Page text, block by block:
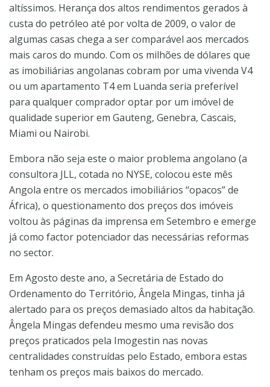
altíssimos. Herança dos altos rendimentos gerados à
custa do petróleo até por volta de 2009, o valor de
algumas casas chega a ser comparável aos mercados
mais caros do mundo. Com os milhões de dólares que
as imobiliárias angolanas cobram por uma vivenda V4
ou um apartamento T4 em Luanda seria preferível
para qualquer comprador optar por um imóvel de
qualidade superior em Gauteng, Genebra, Cascais,
Miami ou Nairobi.
Embora não seja este o maior problema angolano (a
consultora JLL, cotada no NYSE, colocou este mês
Angola entre os mercados imobiliários “opacos” de
África), o questionamento dos preços dos imóveis
voltou às páginas da imprensa em Setembro e emerge
já como factor potenciador das necessárias reformas
no sector.
Em Agosto deste ano, a Secretária de Estado do
Ordenamento do Território, Ângela Mingas, tinha já
alertado para os preços demasiado altos da habitação.
Ângela Mingas defendeu mesmo uma revisão dos
preços praticados pela Imogestin nas novas
centralidades construídas pelo Estado, embora estas
tenham os preços mais baixos do mercado.